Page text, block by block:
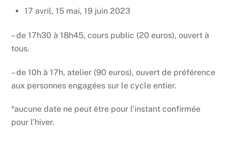
17 avril, 15 mai, 19 juin 2023
– de 17h30 à 18h45, cours public (20 euros), ouvert à
tous.
– de 10h à 17h, atelier (90 euros), ouvert de préférence
aux personnes engagées sur le cycle entier.
*aucune date ne peut être pour l’instant confirmée
pour l’hiver.